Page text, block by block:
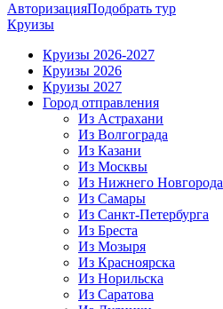
АвторизацияПодобрать тур
Круизы
Круизы 2026-2027
Круизы 2026
Круизы 2027
Город отправления
Из Астрахани
Из Волгограда
Из Казани
Из Москвы
Из Нижнего Новгорода
Из Самары
Из Санкт-Петербурга
Из Бреста
Из Мозыря
Из Красноярска
Из Норильска
Из Саратова